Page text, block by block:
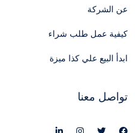
عن الشركة
كيفية عمل طلب شراء
ابدأ البيع علي كذا ميزة
تواصل معنا